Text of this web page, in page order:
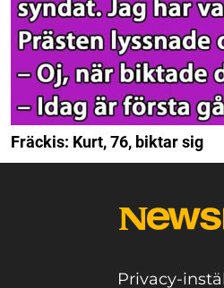
Fräckis: Kurt, 76, biktar sig
Privacy-